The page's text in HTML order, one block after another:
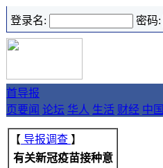
登录名: 密码:
首
页
导报
要闻 论坛 华人 生活 财经 中国
【 导报调查 】
有关新冠疫苗接种意